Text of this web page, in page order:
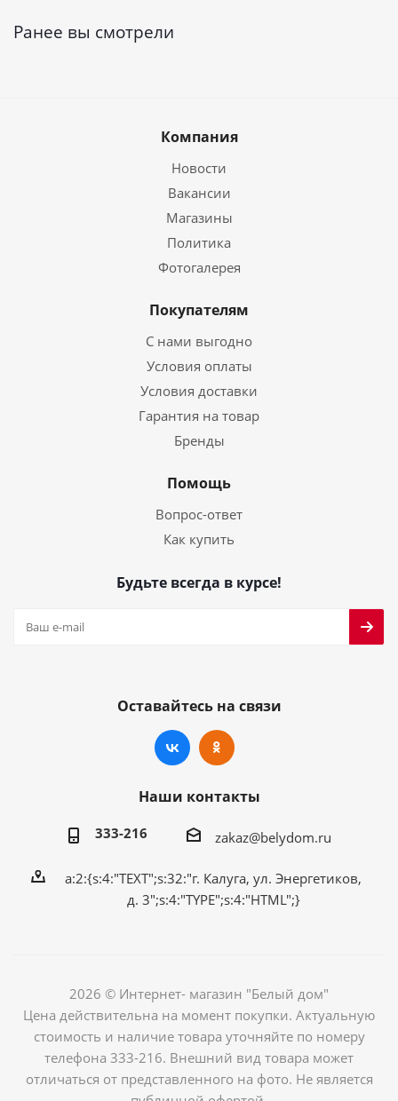
Ранее вы смотрели
Компания
Новости
Вакансии
Магазины
Политика
Фотогалерея
Покупателям
С нами выгодно
Условия оплаты
Условия доставки
Гарантия на товар
Бренды
Помощь
Вопрос-ответ
Как купить
Будьте всегда в курсе!
Оставайтесь на связи
Наши контакты
333-216 zakaz@belydom.ru
a:2:{s:4:"TEXT";s:32:"г. Калуга, ул. Энергетиков,
д. 3";s:4:"TYPE";s:4:"HTML";}
2026 © Интернет- магазин "Белый дом"
Цена действительна на момент покупки. Актуальную
стоимость и наличие товара уточняйте по номеру
телефона 333-216. Внешний вид товара может
отличаться от представленного на фото. Не является